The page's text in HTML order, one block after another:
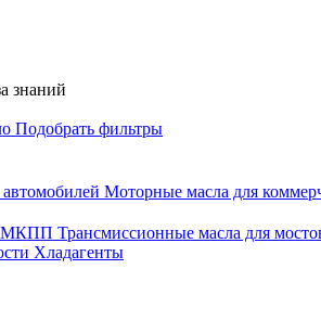
знаний
Подобрать фильтры
Моторные масла для
МКПП Трансмиссионные масла для
Хладагенты